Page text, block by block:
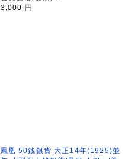
3,000 円
鳳凰 50銭銀貨 大正14年(1925)並